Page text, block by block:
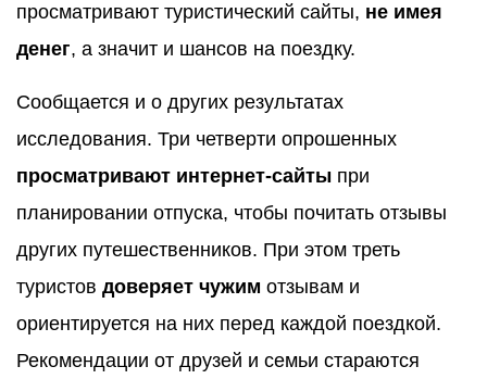
просматривают туристический сайты, не имея
денег, а значит и шансов на поездку.
Сообщается и о других результатах
исследования. Три четверти опрошенных
просматривают интернет-сайты при
планировании отпуска, чтобы почитать отзывы
других путешественников. При этом треть
туристов доверяет чужим отзывам и
ориентируется на них перед каждой поездкой.
Рекомендации от друзей и семьи стараются